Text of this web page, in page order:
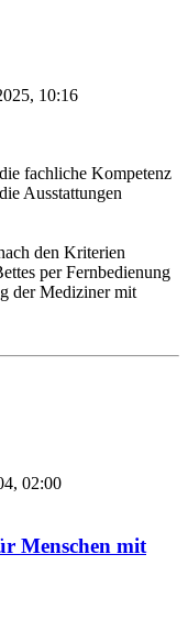
10:16
fachliche Kompetenz
Ausstattungen
den Kriterien
per Fernbedienung
der Mediziner mit
02:00
Menschen mit